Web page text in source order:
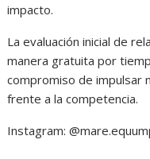
impacto.
La evaluación inicial de
manera gratuita por
compromiso de impulsar
frente a la competencia.
Instagram: